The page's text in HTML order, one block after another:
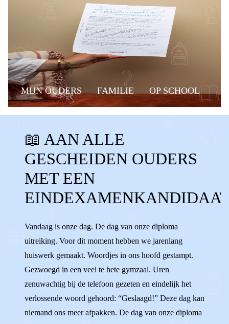
MIJN OUDERS FAMILIE OP SCHOOL
BELANGRIJKE MOMENTEN OMA
GESCHEIDEN OUDERS
NAAST ELKAAR EINDEXAMEN
EINDEXAMENKANDIDAAT
DIPLOMA UITREIKING SCHOOL
STUDIE LEERLING LERAAR
DOCENT STUDEREN VWO VMBO
HAVO MAVO GYMNASIUM
LAATSTE JAAR OUDERS
📖 AAN ALLE
GESCHEIDEN OUDERS
MET EEN
Vandaag is onze dag. De dag van onze diploma
uitreiking. Voor dit moment hebben we jarenlang
huiswerk gemaakt. Woordjes in ons hoofd gestampt.
Gezwoegd in een veel te hete gymzaal. Uren
zenuwachtig bij de telefoon gezeten en eindelijk het
verlossende woord gehoord: “Geslaagd!” Deze dag kan
niemand ons meer afpakken. De dag van onze diploma